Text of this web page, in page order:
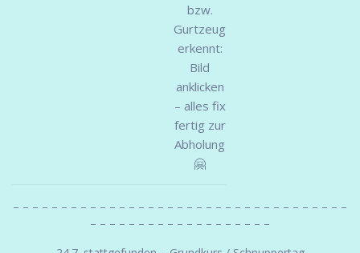
bzw.
Gurtzeug
erkennt:
Bild
anklicken
– alles fix
fertig zur
Abholung
🤗
– – – – – – – – – – – – – – – – – – – – – – – – – – – – – – – – – – –
– – – – – – – – – – – – – – – – – – –